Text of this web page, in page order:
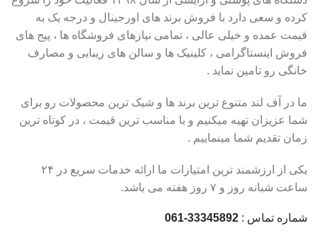
کرده و سعی دارد با فروش برند های اورجینال و درجه یک به
قیمت عمده و خیلی عالی ، تمامی نیازهای فروشگاه ها ، پیج های
فروش اینستاگرامی ، کلینیک ها و سالن های زیبایی و مصارف
خانگی رو تامین نماید .
ما در آف لند متنوع ترین برند ها و شیک ترین محصولات رو برای
شما عزیزان تهیه میکنیم و با مناسب ترین قیمت ، در کوتاه ترین
زمان تقدیم شما مینماییم .
یکی از ارزشمند ترین امتیازات ما ارائه خدمات سریع در ۲۴
ساعت شبانه روز و ۷ روز هفته می باشد.
شماره تماس : 33345892-061